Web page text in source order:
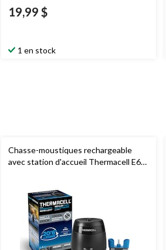
19,99 $
1 en stock
Chasse-moustiques rechargeable
avec station d'accueil Thermacell E65,